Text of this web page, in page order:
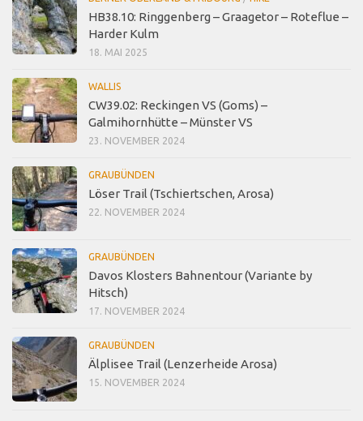
HB38.10: Ringgenberg – Graagetor – Roteflue –
Harder Kulm
18. MAI 2025
WALLIS
CW39.02: Reckingen VS (Goms) –
Galmihornhütte – Münster VS
23. NOVEMBER 2024
GRAUBÜNDEN
Löser Trail (Tschiertschen, Arosa)
22. NOVEMBER 2024
GRAUBÜNDEN
Davos Klosters Bahnentour (Variante by
Hitsch)
17. NOVEMBER 2024
GRAUBÜNDEN
Älplisee Trail (Lenzerheide Arosa)
15. NOVEMBER 2024